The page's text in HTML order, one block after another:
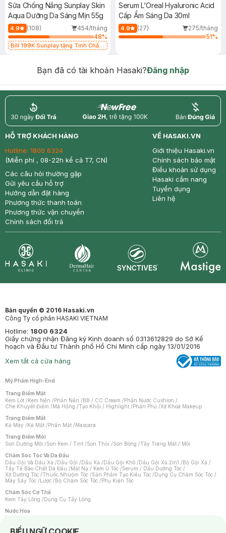
Sữa Chống Nắng Sunplay Skin
Aqua Dưỡng Da Sáng Mịn 55g
4.9 (108)
454/tháng
48%
Bill 199K Sunplay tặng Tinh Chất
Serum L'Oreal Hyaluronic Acid
Cấp Ẩm Sáng Da 30ml
4.9 (27)
275/tháng
51%
Bạn đã có tài khoản Hasaki?Đăng nhập
return nowfree price
HỖ TRỢ KHÁCH HÀNG
Hotline: 1800 6324
(Miễn phí , 08-22h kể cả T7, CN)
Các câu hỏi thường gặp
Gửi yêu cầu hỗ trợ
Hướng dẫn đặt hàng
Phương thức thanh toán
Phương thức vận chuyển
Chính sách đổi trả
VỀ HASAKI.VN
Giới thiệu Hasaki.vn
Chính sách bảo mật
Điều khoản sử dụng
Hasaki cẩm nang
Tuyển dụng
Liên hệ
Bản quyền © 2016 Hasaki.vn
Công Ty cổ phần HASAKI VIETNAM
Hotline: 1800 6324
Giấy chứng nhận Đăng ký Kinh doanh số 0313612829 do Sở Kế
hoạch và Đầu tư Thành phố Hồ Chí Minh cấp ngày 13/01/2016
Xem tất cả cửa hàng
Mỹ Phẩm High-End
Trang Điểm Mặt
Kem Lót /Kem Nền /Phấn Nền /BB / CC Cream /Phấn Nước Cushion /
Che Khuyết Điểm /Má Hồng /Tạo Khối / Highlight /Phấn Phủ /Xịt Khoá Makeup
Trang Điểm Mắt
Kẻ Mày /Kẻ Mắt /Phấn Mắt /Mascara
Trang Điểm Môi
Son Dưỡng Môi /Son Kem / Tint /Son Thỏi /Son Bóng /Tẩy Trang Mắt / Môi
Chăm Sóc Tóc Và Da Đầu
Dầu Gội Và Dầu Xả /Dầu Gội /Dầu Xả /Dầu Gội Khô /Dầu Gội Xả 2in1 /Bộ Gội Xả /
Tẩy Tế Bào Chết Da Đầu /Mặt Nạ / Kem Ủ Tóc /Serum / Dầu Dưỡng Tóc /
Xịt Dưỡng Tóc /Thuốc Nhuộm Tóc /Sản Phẩm Tạo Kiểu Tóc /Dụng Cụ Chăm Sóc Tóc /
Máy Sấy Tóc /Lược /Bộ Chăm Sóc Tóc /Phụ Kiện Tóc
Chăm Sóc Cơ Thể
Kem Tẩy Lông /Dụng Cụ Tẩy Lông
Nước Hoa
Nước Hoa Nữ
Notice about cookies usage